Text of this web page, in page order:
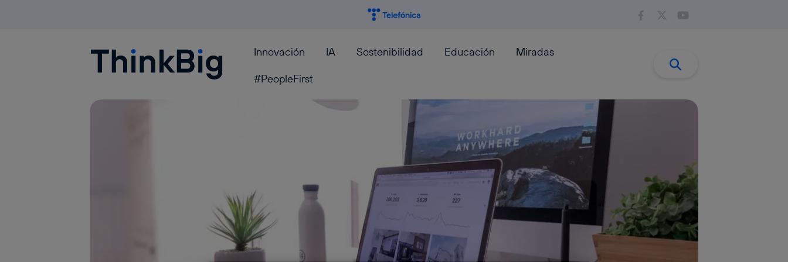
Blogthinkbig.com Innovación IA Sostenibilidad Educación
Miradas
#PeopleFirst
Buscar